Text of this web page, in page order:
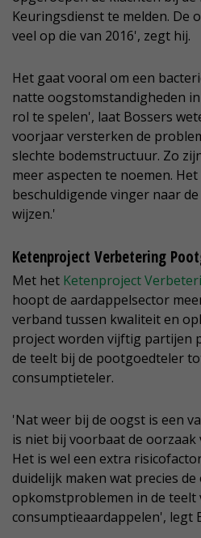
Keuringsdienst te melden. De
veel op die van 2016', zegt hij.
Het gaat vooral om een
natte oogstomstandigheden
rol te spelen', laat Bossers
voorjaar versterken de
slechte bodemstructuur. Zo
meer aspecten te noemen.
beschuldigende vinger naar
wijzen.'
Ketenproject Verbetering
Met het Ketenproject
hoopt de aardappelsector
verband tussen kwaliteit en
project worden vijftig partijen
de teelt bij de pootgoedteler
consumptieteler.
'Nat weer bij de oogst is een
is niet bij voorbaat de oorzaak
Het is wel een extra
duidelijk maken wat precies
opkomstproblemen in de teelt
consumptieaardappelen', legt